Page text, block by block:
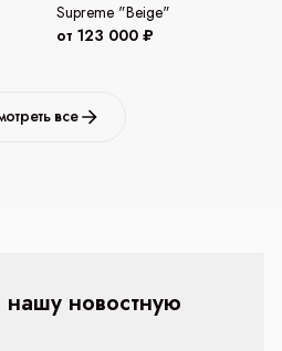
Supreme "Beige"
от 123 000 ₽
все
новостную